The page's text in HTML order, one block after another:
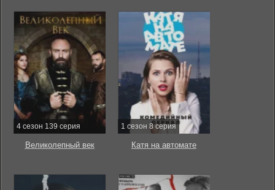
4 сезон 139 серия
Великолепный век
1 сезон 8 серия
Катя на автомате